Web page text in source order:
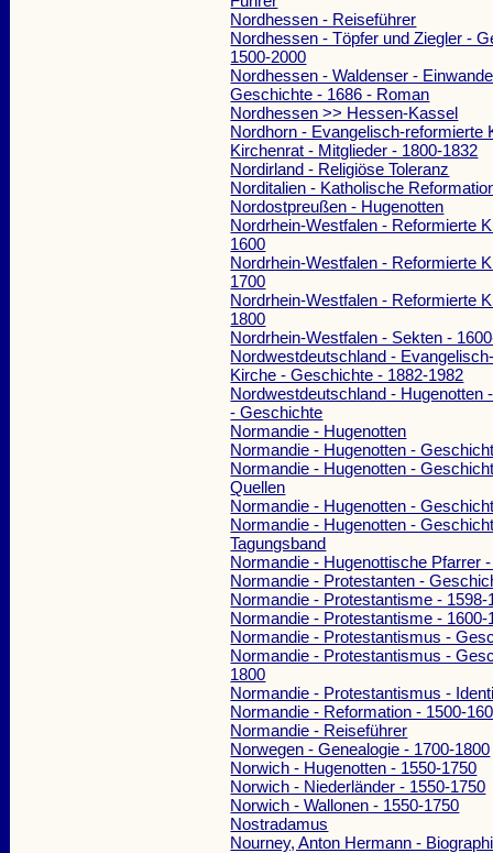
Nordhessen - Reiseführer
Nordhessen - Töpfer und Ziegler -
1500-2000
Nordhessen - Waldenser -
Geschichte - 1686 - Roman
Nordhessen >> Hessen-Kassel
Nordhorn - Evangelisch-reformierte
Kirchenrat - Mitglieder - 1800-1832
Nordirland - Religiöse Toleranz
Norditalien - Katholische
Nordostpreußen - Hugenotten
Nordrhein-Westfalen - Reformierte
1600
Nordrhein-Westfalen - Reformierte
1700
Nordrhein-Westfalen - Reformierte
1800
Nordrhein-Westfalen - Sekten -
Nordwestdeutschland -
Kirche - Geschichte - 1882-1982
Nordwestdeutschland - Hugenotten
- Geschichte
Normandie - Hugenotten
Normandie - Hugenotten -
Normandie - Hugenotten -
Quellen
Normandie - Hugenotten -
Normandie - Hugenotten -
Tagungsband
Normandie - Hugenottische Pfarrer
Normandie - Protestanten -
Normandie - Protestantisme - 1598-
Normandie - Protestantisme - 1600-
Normandie - Protestantismus -
Normandie - Protestantismus -
1800
Normandie - Protestantismus -
Normandie - Reformation - 1500-
Normandie - Reiseführer
Norwegen - Genealogie - 1700-1800
Norwich - Hugenotten - 1550-1750
Norwich - Niederländer - 1550-1750
Norwich - Wallonen - 1550-1750
Nostradamus
Nourney, Anton Hermann -